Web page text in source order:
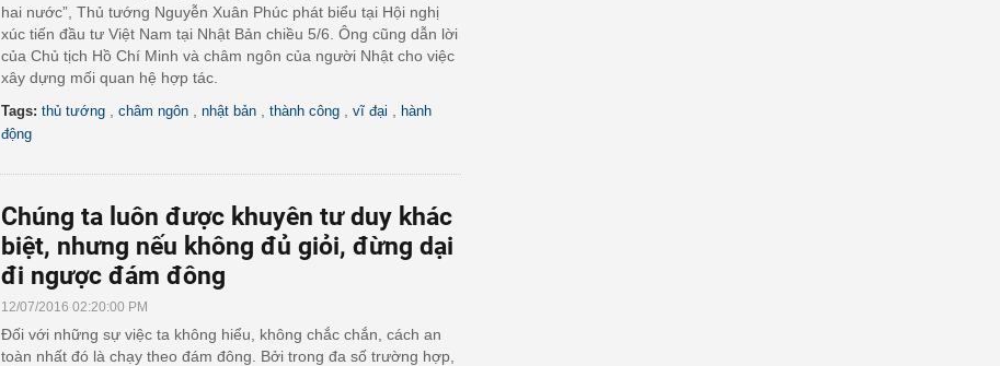
hai nước”, Thủ tướng Nguyễn Xuân Phúc phát biểu tại Hội nghị
xúc tiến đầu tư Việt Nam tại Nhật Bản chiều 5/6. Ông cũng dẫn lời
của Chủ tịch Hồ Chí Minh và châm ngôn của người Nhật cho việc
xây dựng mối quan hệ hợp tác.
Tags: thủ tướng châm ngôn nhật bản thành công vĩ đại
hành
động
Chúng ta luôn được khuyên tư duy khác
biệt, nhưng nếu không đủ giỏi, đừng dại
đi ngược đám đông
12/07/2016 02:20:00 PM
Đối với những sự việc ta không hiểu, không chắc chắn, cách an
toàn nhất đó là chạy theo đám đông. Bởi trong đa số trường hợp,